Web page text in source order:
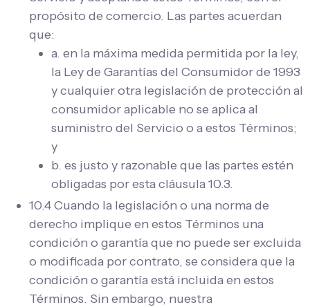
propósito de comercio. Las partes acuerdan
que:
a. en la máxima medida permitida por la ley,
la Ley de Garantías del Consumidor de 1993
y cualquier otra legislación de protección al
consumidor aplicable no se aplica al
suministro del Servicio o a estos Términos;
y
b. es justo y razonable que las partes estén
obligadas por esta cláusula 10.3.
10.4 Cuando la legislación o una norma de
derecho implique en estos Términos una
condición o garantía que no puede ser excluida
o modificada por contrato, se considera que la
condición o garantía está incluida en estos
Términos. Sin embargo, nuestra